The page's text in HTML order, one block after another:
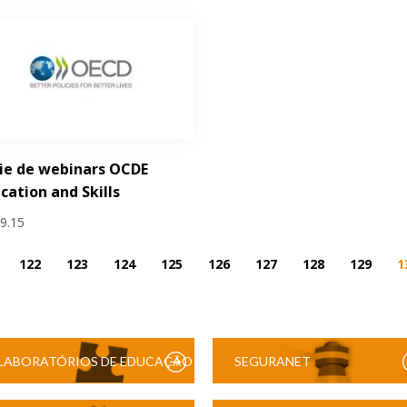
de webinars OCDE
and Skills
122 123 124 125 126 127 128 129
DE EDUCAÇÃO SEGURANET